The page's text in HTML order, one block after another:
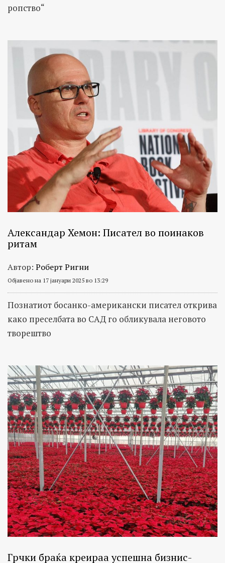
ропство“
Александар Хемон: Писател во поинаков
ритам
Автор: Роберт Ригни
Објавено на 17 јануари 2025 во 13:29
Познатиот босанко-американски писател открива
како преселбата во САД го обликувала неговото
творештво
Грчки браќа креираа успешна бизнис-